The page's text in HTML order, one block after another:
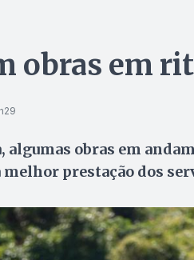
obras em
obras em
prestação dos